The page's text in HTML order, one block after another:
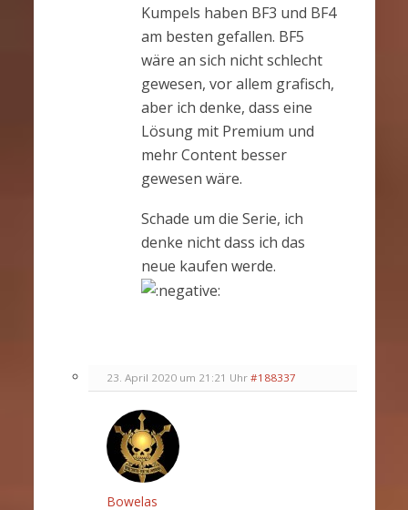
Kumpels haben BF3 und BF4
am besten gefallen. BF5
wäre an sich nicht schlecht
gewesen, vor allem grafisch,
aber ich denke, dass eine
Lösung mit Premium und
mehr Content besser
gewesen wäre.
Schade um die Serie, ich
denke nicht dass ich das
neue kaufen werde.
23. April 2020 um 21:21 Uhr #188337
Bowelas